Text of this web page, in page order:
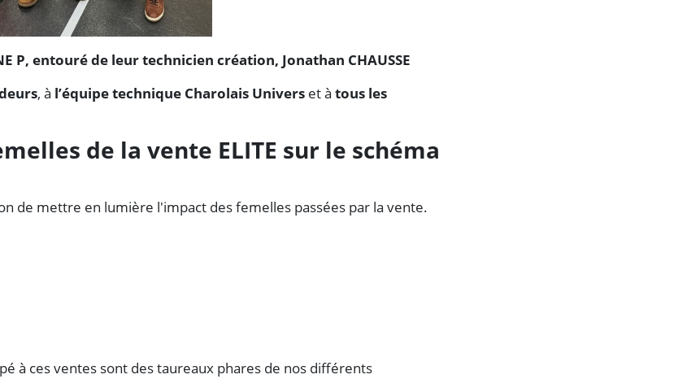
P, entouré de leur technicien création, Jonathan CHAUSSE
, à l’équipe technique Charolais Univers et à tous les
de la vente ELITE sur le schéma
de mettre en lumière l'impact des femelles passées par la vente.
à ces ventes sont des taureaux phares de nos différents